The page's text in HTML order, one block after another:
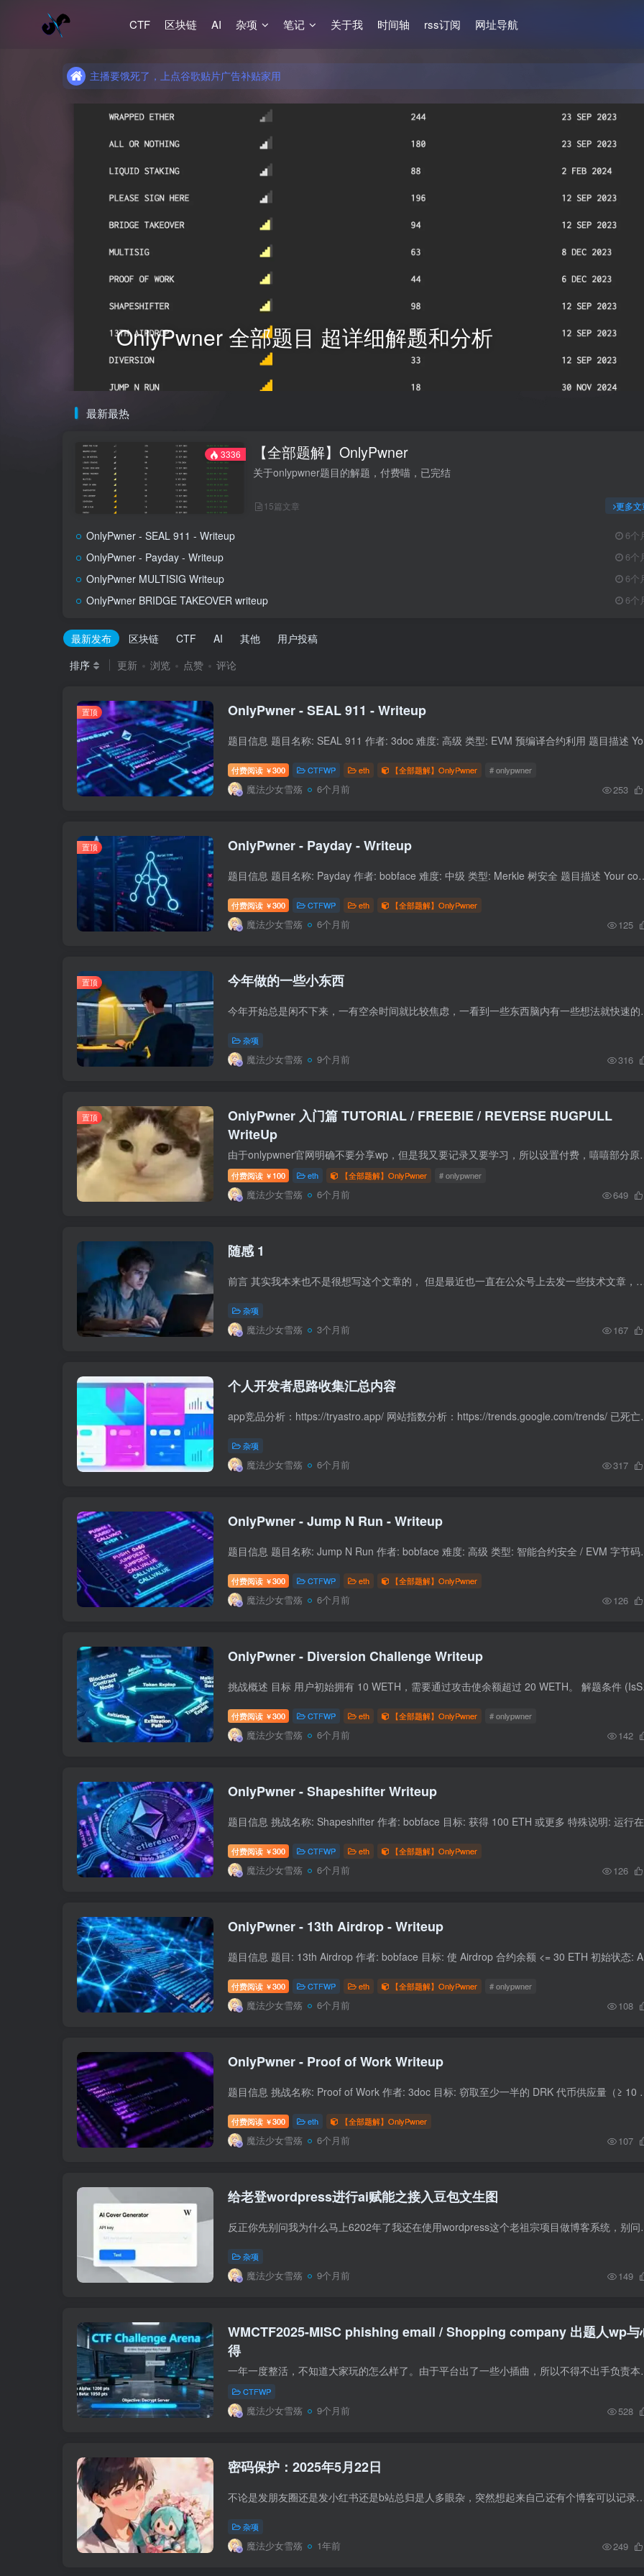
CTF 区块链 AI 杂项 笔记 关于我 时间轴 rss订阅 网址导航
主播要饿死了，上点谷歌贴片广告补贴家用
主播要饿死了，上点谷歌贴片广告补贴家用
OnlyPwner 全部题目 超详细解题和分析
最新最热
3336 【全部题解】OnlyPwner
关于onlypwner题目的解题，付费喵，已完结
15篇文章 更多文
OnlyPwner - SEAL 911 - Writeup 6个
OnlyPwner - Payday - Writeup 6个
OnlyPwner MULTISIG Writeup 6个
OnlyPwner BRIDGE TAKEOVER writeup 6个
最新发布 区块链 CTF AI 其他
用户投稿
排序
更新 浏览 点赞 评论
置顶 OnlyPwner - SEAL 911 - Writeup
付费阅读 ￥300 CTFWP eth 【全部题解】OnlyPwner # onlypwner
魔法少女雪殇 6个月前 253
置顶 OnlyPwner - Payday - Writeup
题目信息 题目名称: Payday 作者: bobface 难度: 中级 类型:
付费阅读 ￥300 CTFWP eth 【全部题解】OnlyPwner
魔法少女雪殇 6个月前 125
置顶 今年做的一些小东西
今年开始总是闲不下来，一有空余时间
杂项
魔法少女雪殇 9个月前 316
置顶
OnlyPwner 入门篇 TUTORIAL / FREEBIE / REVERSE RUGPULL
WriteUp
由于onlypwner官网明确不要分享wp，但是我又要
付费阅读 ￥ 100 eth 【全部题解】OnlyPwner # onlypwner
魔法少女雪殇 6个月前 649
随感 1
前言 其实我本来也不是很想写这个文章的， 但是最近也一直在公众号上去发一些技术文章，博客上也疏忽了，后面博客更多的是用来发自己的感想，思考。 公众号二维码，可以扫码关注 正文 自从19年...
杂项
魔法少女雪殇 3个月前 167
个人开发者思路收集汇总内容
app竞品分析：https://
杂项
魔法少女雪殇 6个月前 317
OnlyPwner - Jump N Run - Writeup
题目信息 题目名称: Jump N Run 作
付费阅读 ￥300 CTFWP eth 【全部题解】OnlyPwner
魔法少女雪殇 6个月前 126
OnlyPwner - Diversion Challenge Writeup
付费阅读 ￥300 CTFWP eth 【全部题解】OnlyPwner # onlypwner
魔法少女雪殇 6个月前 142
OnlyPwner - Shapeshifter Writeup
付费阅读 ￥300 CTFWP eth 【全部题解】OnlyPwner
魔法少女雪殇 6个月前 126
OnlyPwner - 13th Airdrop - Writeup
付费阅读 ￥300 CTFWP eth 【全部题解】OnlyPwner # onlypwner
魔法少女雪殇 6个月前 108
OnlyPwner - Proof of Work Writeup
题目信息 挑战名称: Proof of Work 作者: 3doc
付费阅读 ￥300 eth 【全部题解】OnlyPwner
魔法少女雪殇 6个月前 107
给老登wordpress进行ai赋能之接入豆包文生图
反正你先别问我为什么马上6202年了我
杂项
魔法少女雪殇 9个月前 149
WMCTF2025-MISC phishing email / Shopping company 出题人wp与
得
一年一度整活，不知道大家玩的怎么样了
CTFWP
魔法少女雪殇 9个月前 528
密码保护：2025年5月22日
不论是发朋友圈还是发小红书还是b站总归是人多眼杂，突然想起来自己还有个博客可以记录一下。 近期即将离职，这也是我在百度度过最爽的一个月了，终于能够做到一些想要去做的事情。计划离职后去...
杂项
魔法少女雪殇 1年前 249